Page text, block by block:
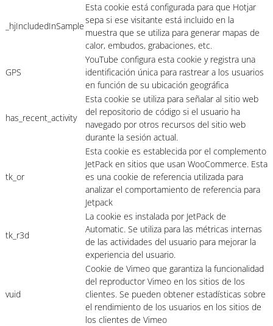
_hjIncludedInSample
Esta cookie está configurada para que Hotjar
sepa si ese visitante está incluido en la
muestra que se utiliza para generar mapas de
calor, embudos, grabaciones, etc.
GPS
YouTube configura esta cookie y registra una
identificación única para rastrear a los usuarios
en función de su ubicación geográfica
has_recent_activity
Esta cookie se utiliza para señalar al sitio web
del repositorio de código si el usuario ha
navegado por otros recursos del sitio web
durante la sesión actual.
tk_or
Esta cookie es establecida por el complemento
JetPack en sitios que usan WooCommerce. Esta
es una cookie de referencia utilizada para
analizar el comportamiento de referencia para
Jetpack
tk_r3d
La cookie es instalada por JetPack de
Automatic. Se utiliza para las métricas internas
de las actividades del usuario para mejorar la
experiencia del usuario.
vuid
Cookie de Vimeo que garantiza la funcionalidad
del reproductor Vimeo en los sitios de los
clientes. Se pueden obtener estadísticas sobre
el rendimiento de los usuarios en los sitios de
los clientes de Vimeo